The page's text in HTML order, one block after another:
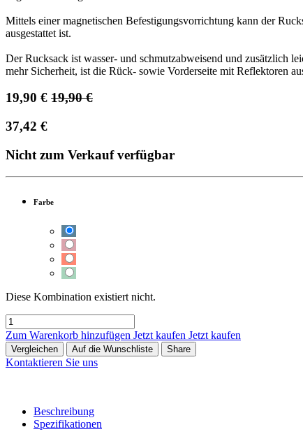
Mittels einer magnetischen Befestigungsvorrichtung kann der
ausgestattet ist.
Der Rucksack ist wasser- und schmutzabweisend und zusätzlich
mehr Sicherheit, ist die Rück- sowie Vorderseite mit Reflektoren
19,90 € 19,90€
37,42 €
Nicht zum Verkauf verfügbar
Farbe
Diese Kombination existiert nicht.
Zum Warenkorb hinzufügen Jetzt kaufen Jetzt kaufen
Vergleichen Auf die Wunschliste Share
Kontaktieren Sie uns
Beschreibung
Spezifikationen